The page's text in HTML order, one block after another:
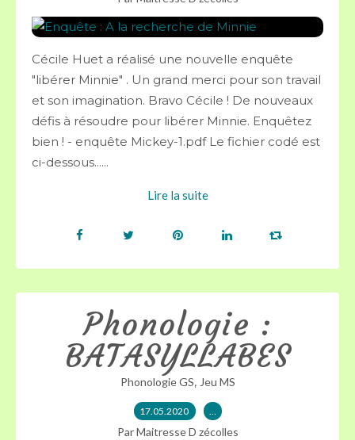
Cécile Huet a réalisé une nouvelle enquête
"libérer Minnie" . Un grand merci pour son travail
et son imagination. Bravo Cécile ! De nouveaux
défis à résoudre pour libérer Minnie. Enquêtez
bien ! - enquête Mickey-1.pdf Le fichier codé est
ci-dessous......
Lire la suite
Phonologie :
BATASYLLABES
Phonologie GS, Jeu MS
17.05.2020 …
Par Maitresse D zécolles